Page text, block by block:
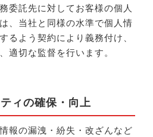
委託先に対してお客様の個人
、当社と同様の水準で個人情
るよう契約により義務付け、
適切な監督を行います。
ィの確保・向上
報の漏洩・紛失・改ざんなど